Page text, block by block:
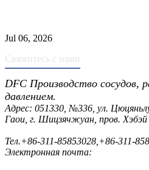
Jul 06, 2026
Свяжитесь с нами
DFC Производство сосудов,
давлением.
Адрес: 051330, №336, ул.
Гаои, г. Шицзячжуан, пров. Хэбэй
Тел.+86-311-85853028 +86-311-
Электронная почта: